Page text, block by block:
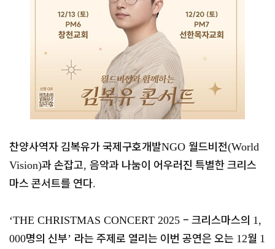
찬양사역자 김복유가 국제구호개발NGO 월드비전(World
Vision)과 손잡고, 음악과 나눔이 어우러진 특별한 크리스
마스 콘서트를 연다.
‘THE CHRISTMAS CONCERT 2025 – 크리스마스의 1,
000명의 신부’ 라는 주제로 열리는 이번 공연은 오는 12월 1